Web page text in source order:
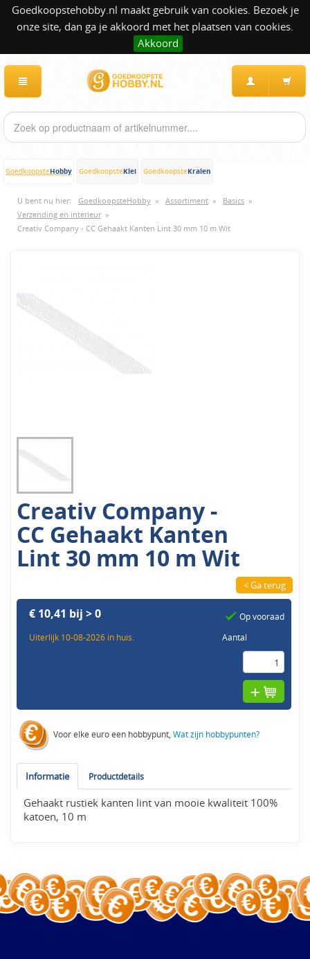
Goedkoopstehobby.nl maakt gebruik van cookies. Bezoek je
onze site, dan ga je akkoord met het plaatsen van cookies.
Akkoord
GoedkoopsteHobby GoedkoopsteKlei GoedkoopsteKralen
U bent nu hier: GoedkoopsteHobby » Assortiment » Basics »
Verzending en interieur»
Creativ Company - CC Gehaakt Kanten Lint 30 mm 10 m Wit
Creativ Company -
CC Gehaakt Kanten
Lint 30 mm 10 m Wit
< Ga terug
€ 10,41 bij > 0
Uiterlijk 10-08-2026 in huis.
Op vooraad
Aantal
Voor elke euro een hobbypunt,Wat zijn hobbypunten?
Informatie Productdetails
Gehaakt rustiek kanten lint van mooie kwaliteit 100%
katoen, 10 m